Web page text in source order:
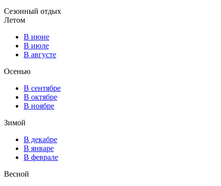
Сезонный отдых
Летом
В июне
В июле
В августе
Осенью
В сентябре
В октябре
В ноябре
Зимой
В декабре
В январе
В феврале
Весной